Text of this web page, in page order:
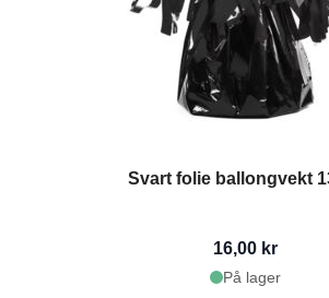
Svart folie ballongvekt
16,00 kr
På lager